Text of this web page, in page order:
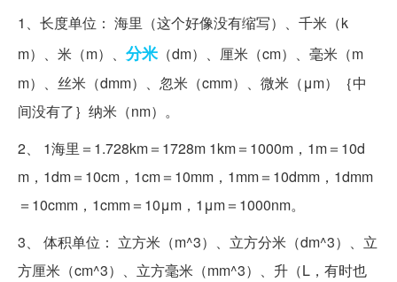
1、长度单位： 海里（这个好像没有缩写）、千米（k
m）、米（m）、 分米（dm）、厘米（cm）、毫米（m
m）、丝米（dmm）、忽米（cmm）、微米（μm）｛中
间没有了｝纳米（nm）。
2、 1海里＝1.728km＝1728m 1km＝1000m，1m＝10d
m，1dm＝10cm，1cm＝10mm，1mm＝10dmm，1dmm
＝10cmm，1cmm＝10μm，1μm＝1000nm。
3、 体积单位： 立方米（m^3）、立方分米（dm^3）、立
方厘米（cm^3）、立方毫米（mm^3）、升（L，有时也